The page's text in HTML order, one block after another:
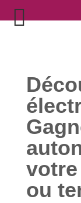
votre
ou